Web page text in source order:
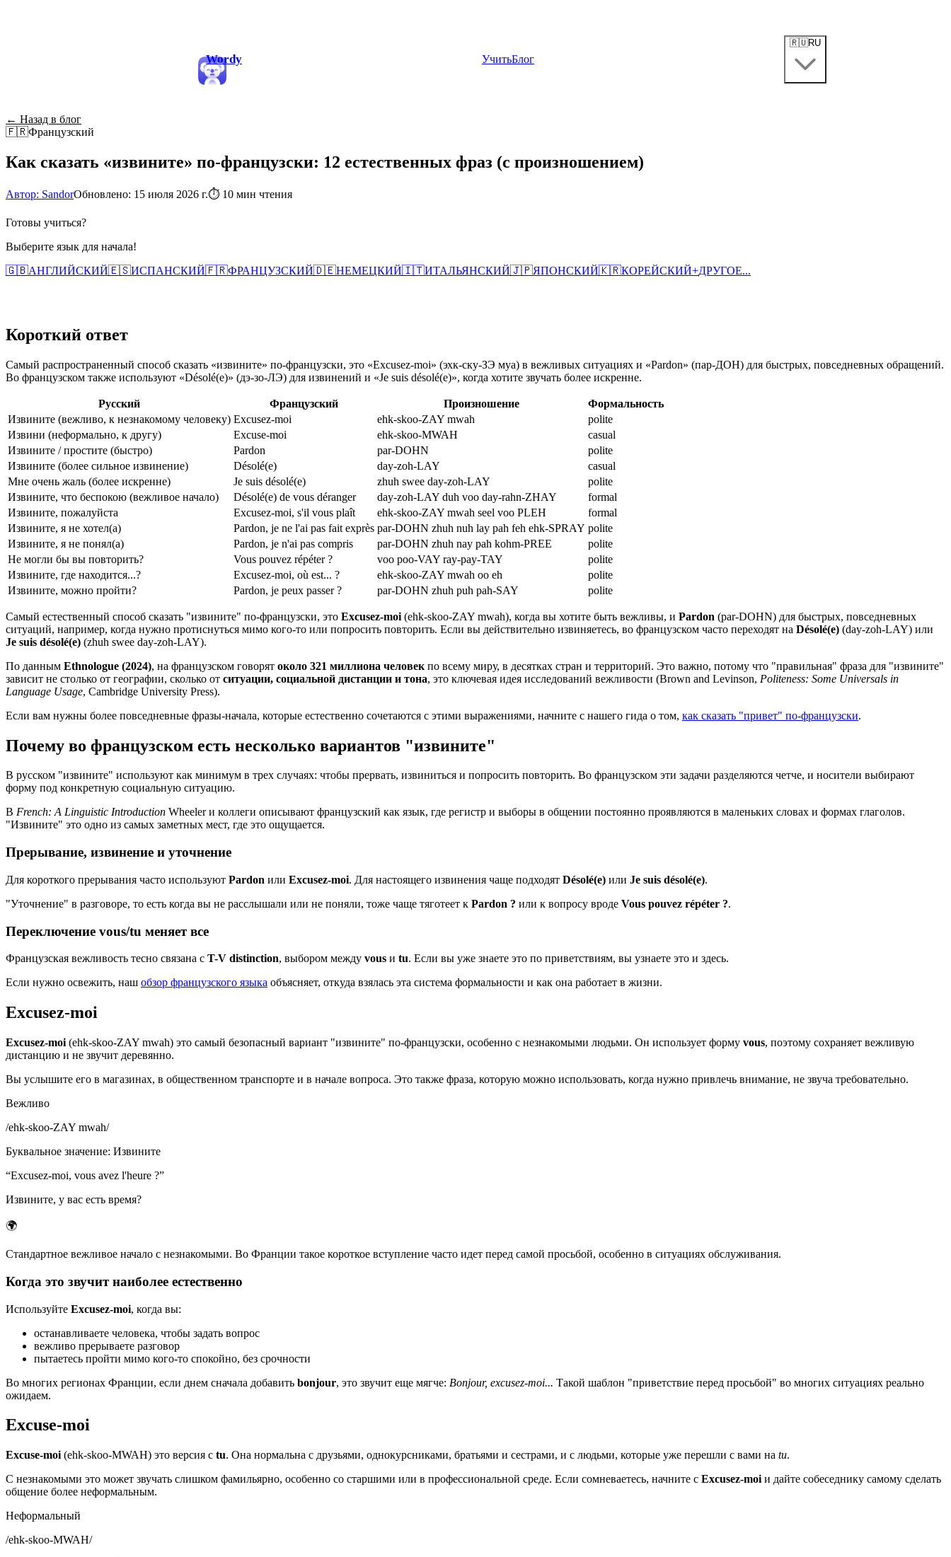
Wordy УчитьБлог
🇷🇺RU
← Назад в блог
🇫🇷Французский
Как сказать «извините» по-французски: 12 естественных фраз (с произношением)
Автор: SandorОбновлено: 15 июля 2026 г.⏱ 10 мин чтения
Готовы учиться?
Выберите язык для начала!
🇬🇧АНГЛИЙСКИЙ🇪🇸ИСПАНСКИЙ🇫🇷ФРАНЦУЗСКИЙ🇩🇪НЕМЕЦКИЙ🇮🇹ИТАЛЬЯНСКИЙ🇯🇵ЯПОНСКИЙ🇰🇷КОРЕЙСКИЙ+ДРУГОЕ...
Короткий ответ
Самый распространенный способ сказать «извините» по-французски, это «Excusez-moi» (эхк-ску-ЗЭ муа) в вежливых ситуациях и «Pardon» (пар-ДОН) для быстрых, повседневных обращений.
Во французском также используют «Désolé(e)» (дэ-зо-ЛЭ) для извинений и «Je suis désolé(e)», когда хотите звучать более искренне.
Русский Французский Произношение
Формальность
Извините (вежливо, к незнакомому человеку) Excusez-moi ehk-skoo-ZAY mwah
polite
Извини (неформально, к другу)
Excuse-moi ehk-skoo-MWAH
casual
Извините / простите (быстро)
Pardon par-DOHN
polite
Извините (более сильное извинение)
Désolé(e) day-zoh-LAY
casual
Мне очень жаль (более искренне)
Je suis désolé(e) zhuh swee day-zoh-LAY
polite
Извините, что беспокою (вежливое начало)
Désolé(e) de vous déranger day-zoh-LAY duh voo day-rahn-ZHAY
formal
Извините, пожалуйста
Excusez-moi, s'il vous plaît ehk-skoo-ZAY mwah seel voo PLEH
formal
Извините, я не хотел(а)
Pardon, je ne l'ai pas fait exprès par-DOHN zhuh nuh lay pah feh ehk-SPRAY polite
Извините, я не понял(а)
Pardon, je n'ai pas compris par-DOHN zhuh nay pah kohm-PREE
polite
Не могли бы вы повторить?
Vous pouvez répéter ? voo poo-VAY ray-pay-TAY
polite
Извините, где находится...?
Excusez-moi, où est... ? ehk-skoo-ZAY mwah oo eh
polite
Извините, можно пройти?
Pardon, je peux passer ? par-DOHN zhuh puh pah-SAY polite
Самый естественный способ сказать "извините" по-французски, это Excusez-moi (ehk-skoo-ZAY mwah), когда вы хотите быть вежливы, и Pardon (par-DOHN) для быстрых, повседневных
ситуаций, например, когда нужно протиснуться мимо кого-то или попросить повторить. Если вы действительно извиняетесь, во французском часто переходят на Désolé(e) (day-zoh-LAY) или
Je suis désolé(e) (zhuh swee day-zoh-LAY).
По данным Ethnologue (2024), на французском говорят около 321 миллиона человек по всему миру, в десятках стран и территорий. Это важно, потому что "правильная" фраза для "извините"
зависит не столько от географии, сколько от ситуации, социальной дистанции и тона, это ключевая идея исследований вежливости (Brown and Levinson, Politeness: Some Universals in
Language Usage, Cambridge University Press).
Если вам нужны более повседневные фразы-начала, которые естественно сочетаются с этими выражениями, начните с нашего гида о том, как сказать "привет" по-французски.
Почему во французском есть несколько вариантов "извините"
В русском "извините" используют как минимум в трех случаях: чтобы прервать, извиниться и попросить повторить. Во французском эти задачи разделяются четче, и носители выбирают
форму под конкретную социальную ситуацию.
В French: A Linguistic Introduction Wheeler и коллеги описывают французский как язык, где регистр и выборы в общении постоянно проявляются в маленьких словах и формах глаголов.
"Извините" это одно из самых заметных мест, где это ощущается.
Прерывание, извинение и уточнение
Для короткого прерывания часто используют Pardon или Excusez-moi. Для настоящего извинения чаще подходят Désolé(e) или Je suis désolé(e).
"Уточнение" в разговоре, то есть когда вы не расслышали или не поняли, тоже чаще тяготеет к Pardon ? или к вопросу вроде Vous pouvez répéter ?.
Переключение vous/tu меняет все
Французская вежливость тесно связана с T-V distinction, выбором между vous и tu. Если вы уже знаете это по приветствиям, вы узнаете это и здесь.
Если нужно освежить, наш обзор французского языка объясняет, откуда взялась эта система формальности и как она работает в жизни.
Excusez-moi
Excusez-moi (ehk-skoo-ZAY mwah) это самый безопасный вариант "извините" по-французски, особенно с незнакомыми людьми. Он использует форму vous, поэтому сохраняет вежливую
дистанцию и не звучит деревянно.
Вы услышите его в магазинах, в общественном транспорте и в начале вопроса. Это также фраза, которую можно использовать, когда нужно привлечь внимание, не звуча требовательно.
Вежливо
/ehk-skoo-ZAY mwah/
Буквальное значение: Извините
“Excusez-moi, vous avez l'heure ?”
Извините, у вас есть время?
🌍
Стандартное вежливое начало с незнакомыми. Во Франции такое короткое вступление часто идет перед самой просьбой, особенно в ситуациях обслуживания.
Когда это звучит наиболее естественно
Используйте Excusez-moi, когда вы:
останавливаете человека, чтобы задать вопрос
вежливо прерываете разговор
пытаетесь пройти мимо кого-то спокойно, без срочности
Во многих регионах Франции, если днем сначала добавить bonjour, это звучит еще мягче: Bonjour, excusez-moi... Такой шаблон "приветствие перед просьбой" во многих ситуациях реально
ожидаем.
Excuse-moi
Excuse-moi (ehk-skoo-MWAH) это версия с tu. Она нормальна с друзьями, однокурсниками, братьями и сестрами, и с людьми, которые уже перешли с вами на tu.
С незнакомыми это может звучать слишком фамильярно, особенно со старшими или в профессиональной среде. Если сомневаетесь, начните с Excusez-moi и дайте собеседнику самому сделать
общение более неформальным.
Неформальный
/ehk-skoo-MWAH/